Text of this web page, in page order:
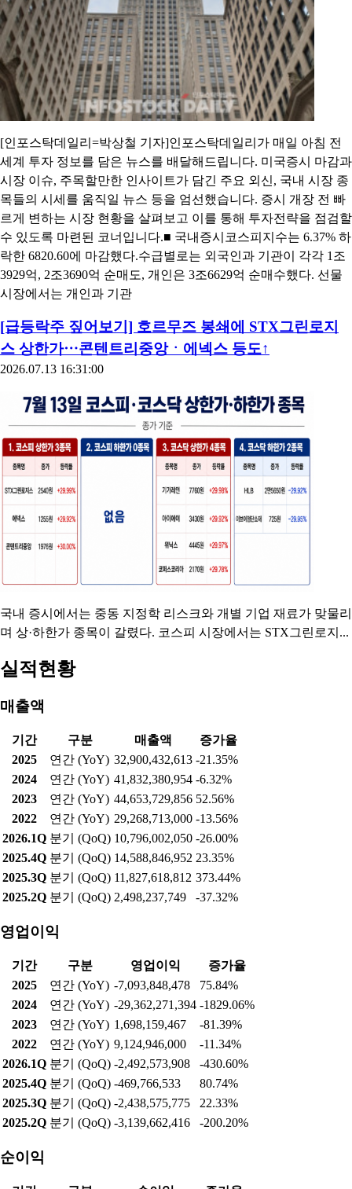
정이 일부 조정됐다는 게 회사 측 설명이다. 다만 전체 투자 규모
의 60%에 육박하는 전환사채 인수 대금 전액 납입이 이뤄지면서
조속한 경영 정상화에 대한 새 최대주주 측의 강력한 의지가 드
러난 것이란 해석이 나온다....
[0720개장체크] 美 증시, 중국 AI 모델 추격 우려 속 반
2026.07.20 08:09:30
세계 투자 정보를 담은 뉴스를 배달해드립니다. 미국증시 마감과
시장 이슈, 주목할만한 인사이트가 담긴 주요 외신, 국내 시장 종
목들의 시세를 움직일 뉴스 등을 엄선했습니다. 증시 개장 전 빠
르게 변하는 시장 현황을 살펴보고 이를 통해 투자전략을 점검할
수 있도록 마련된 코너입니다.■ 국내증시코스피지수는 6.37% 하
락한 6820.60에 마감했다.수급별로는 외국인과 기관이 각각 1조
3929억, 2조3690억 순매도, 개인은 3조6629억 순매수했다. 선물
[급등락주 짚어보기] 호르무즈 봉쇄에 STX그린로지
스 상한가⋯콘텐트리중앙ㆍ에넥스 등도↑
국내 증시에서는 중동 지정학 리스크와 개별 기업 재료가 맞물리
며 상·하한가 종목이 갈렸다. 코스피 시장에서는 STX그린로지...
실적현황
매출액
기간 구분 매출액
증가율
연간 (YoY) 32,900,432,613
연간 (YoY) 41,832,380,954
연간 (YoY) 44,653,729,856
연간 (YoY) 29,268,713,000
2026.1Q 분기 (QoQ) 10,796,002,050
2025.4Q 분기 (QoQ) 14,588,846,952
2025.3Q 분기 (QoQ) 11,827,618,812
2025.2Q 분기 (QoQ) 2,498,237,749
영업이익